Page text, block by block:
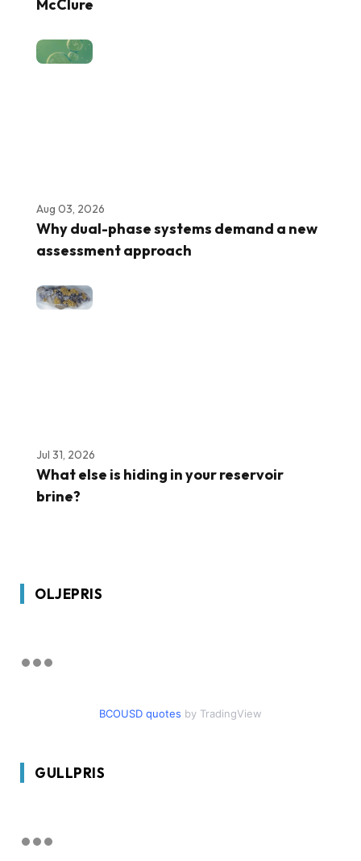
McClure
Aug 03, 2026
Why dual-phase systems demand a new
assessment approach
Jul 31, 2026
What else is hiding in your reservoir
brine?
OLJEPRIS
BCOUSD quotes by TradingView
GULLPRIS